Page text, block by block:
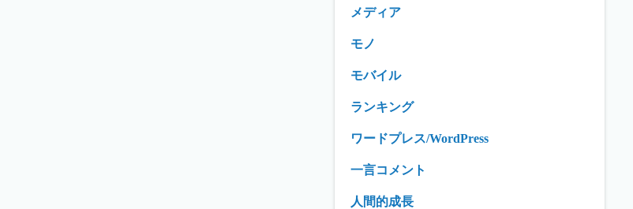
メディア
モノ
モバイル
ランキング
ワードプレス/WordPress
一言コメント
人間的成長